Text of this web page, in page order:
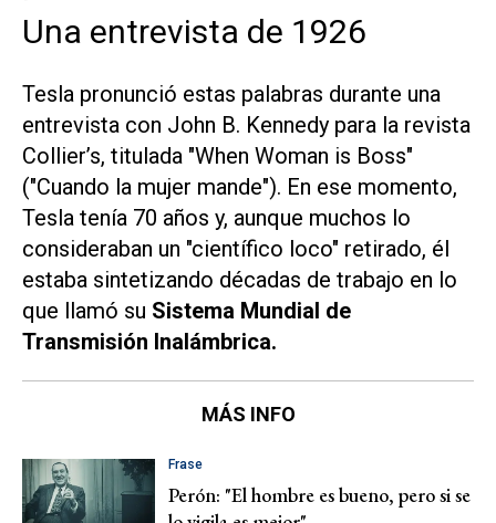
Una entrevista de 1926
Tesla pronunció estas palabras durante una
entrevista con John B. Kennedy para la revista
Collier’s, titulada "When Woman is Boss"
("Cuando la mujer mande"). En ese momento,
Tesla tenía 70 años y, aunque muchos lo
consideraban un "científico loco" retirado, él
estaba sintetizando décadas de trabajo en lo
que llamó su Sistema Mundial de
Transmisión Inalámbrica.
MÁS INFO
Frase
Perón: "El hombre es bueno, pero si se